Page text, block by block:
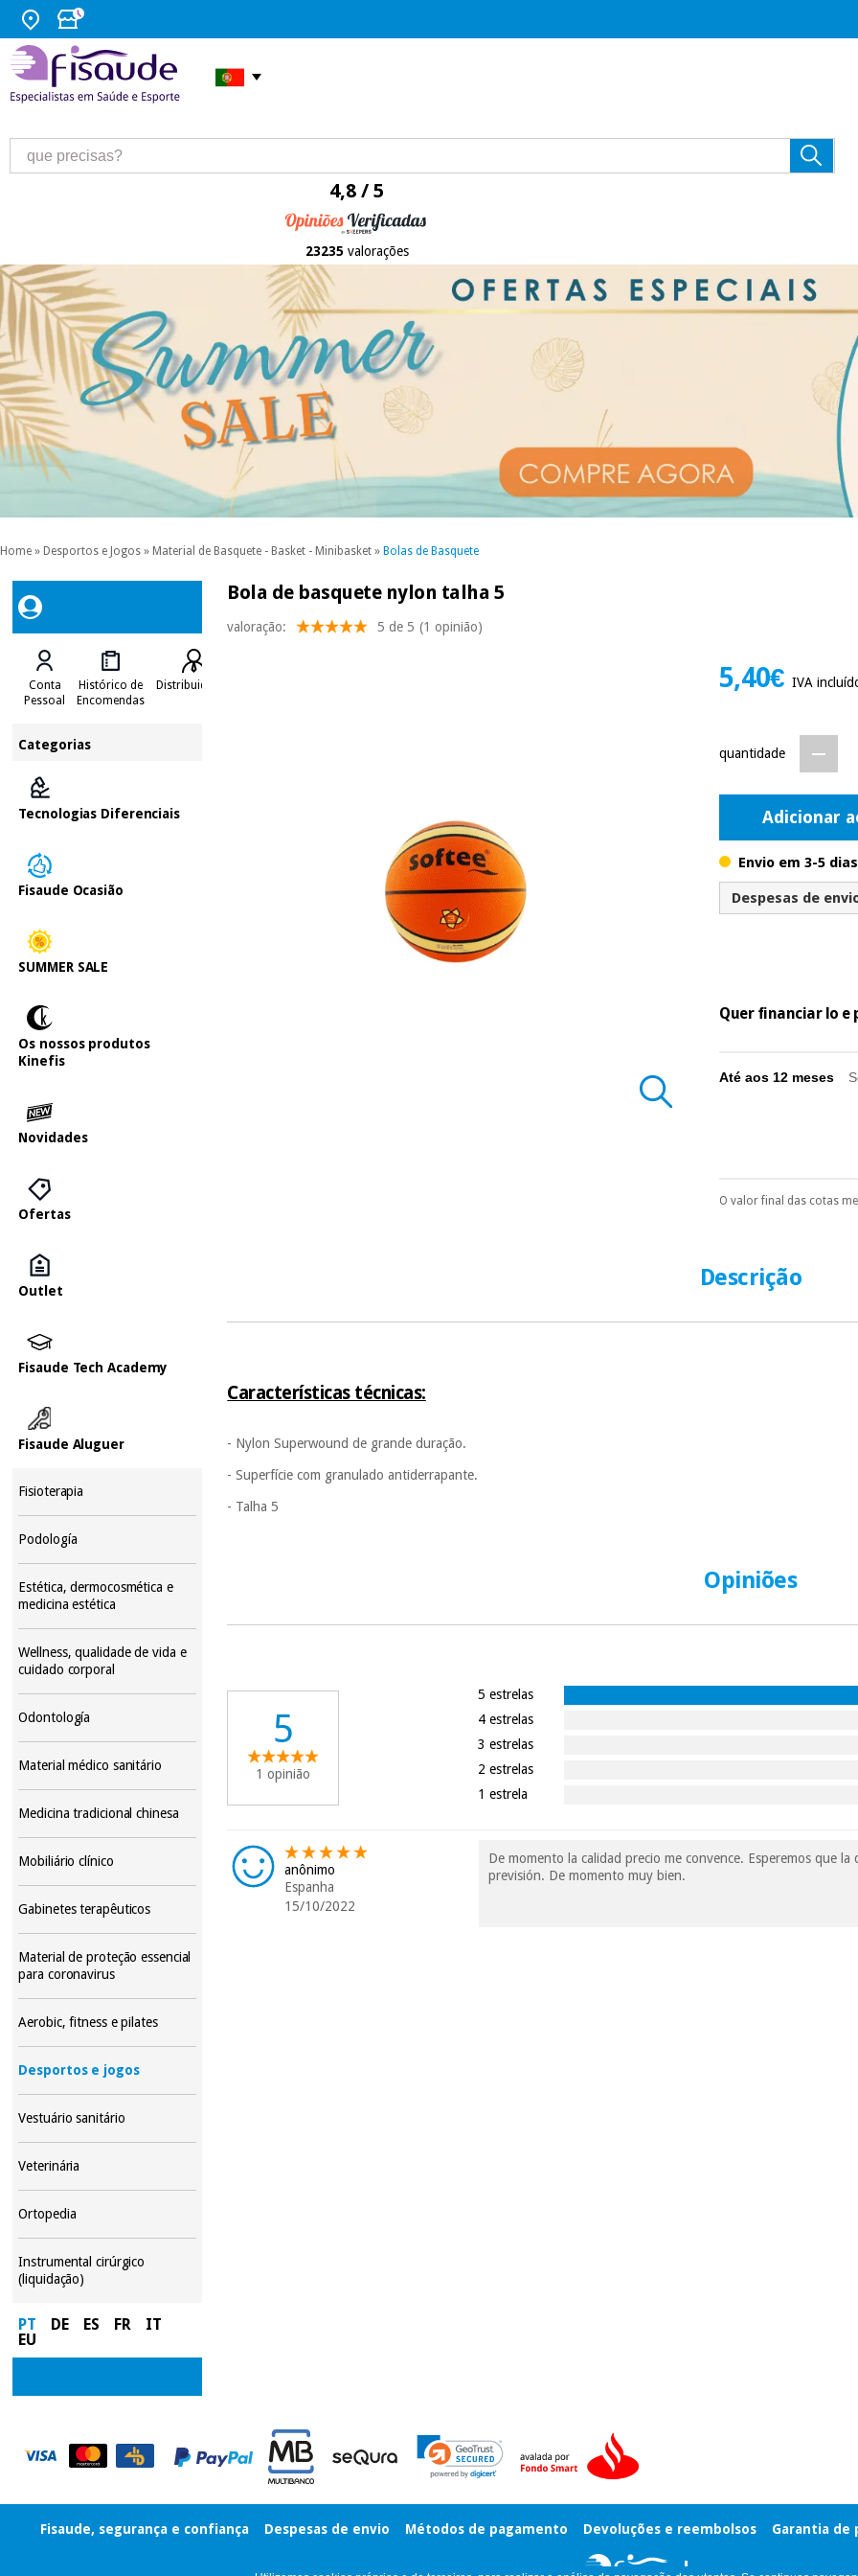
4,8 / 5
23235 valorações
Home » Desportos e Jogos » Material de Basquete - Basket - Minibasket » Bolas de Basquete
Conta
Pessoal
Histórico de
Encomendas
Distribuidores
Categorias
Tecnologias Diferenciais
Fisaude Ocasião
SUMMER SALE
Os nossos produtos
Kinefis
Novidades
Ofertas
Outlet
Fisaude Tech Academy
Fisaude Aluguer
Fisioterapia
Podología
Estética, dermocosmética e
medicina estética
Wellness, qualidade de vida e
cuidado corporal
Odontología
Material médico sanitário
Medicina tradicional chinesa
Mobiliário clínico
Gabinetes terapêuticos
Material de proteção essencial
para coronavirus
Aerobic, fitness e pilates
Desportos e jogos
Vestuário sanitário
Veterinária
Ortopedia
Instrumental cirúrgico
(liquidação)
PT DE ES FR
IT
EU
Bola de basquete nylon talha 5
valoração: 5 de 5 (1 opinião)
5,40€IVA
quantidade
Adicionar
Envio em 3-5
Despesas de
Quer financiar lo e
Até aos 12 meses
Pode escolhê-lo no
É gratuito para
prestações
O valor final das cotas
Descrição
Características técnicas:
- Nylon Superwound de grande duração.
- Superfície com granulado antiderrapante.
- Talha 5
Opiniões
5
1 opinião
5 estrelas
4 estrelas
3 estrelas
2 estrelas
1 estrela
anônimo
Espanha
15/10/2022
De momento la calidad precio me convence. Esperemos que
previsión. De momento muy bien.
Fisaude, segurança e confiança Despesas de envio Métodos de pagamento Devoluções e reembolsos Garantia de